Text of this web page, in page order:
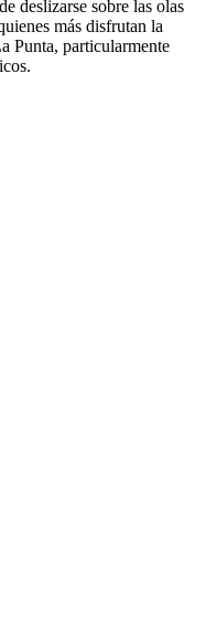
deslizarse sobre las olas
más disfrutan la
Punta, particularmente